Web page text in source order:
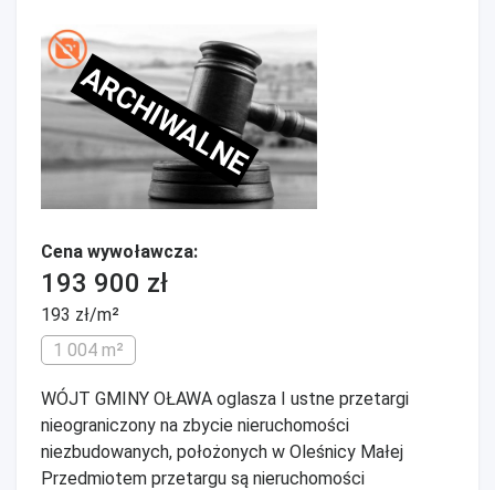
ARCHIWALNE
Cena wywoławcza:
193 900 zł
193 zł/m²
1 004 m²
WÓJT GMINY OŁAWA oglasza I ustne przetargi
nieograniczony na zbycie nieruchomości
niezbudowanych, położonych w Oleśnicy Małej
Przedmiotem przetargu są nieruchomości